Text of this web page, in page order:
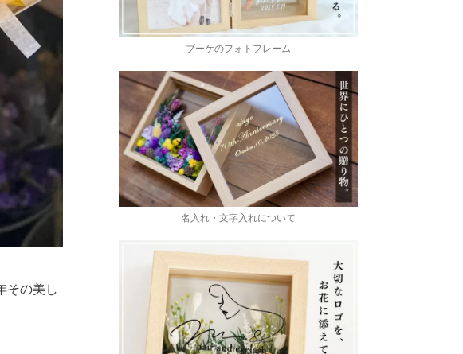
その美し
ブーケのフォトフレーム
名入れ・文字入れについて